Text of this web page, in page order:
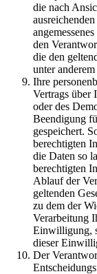
die nach
den
die den
unter
Ihre
Vertrags über
oder des
Beendigung
gespeichert.
berechtigten
die Daten so
berechtigten
Ablauf der
geltenden
zu dem der
Verarbeitung
Einwilligung,
dieser
Der